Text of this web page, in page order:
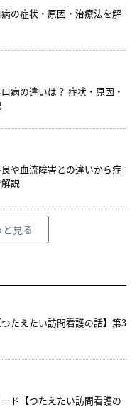
の症状・原因・治療法を解
病の違いは？ 症状・原因・
や血流障害との違いから症
説
見る
たえたい訪問看護の話】第3
ド【つたえたい訪問看護の